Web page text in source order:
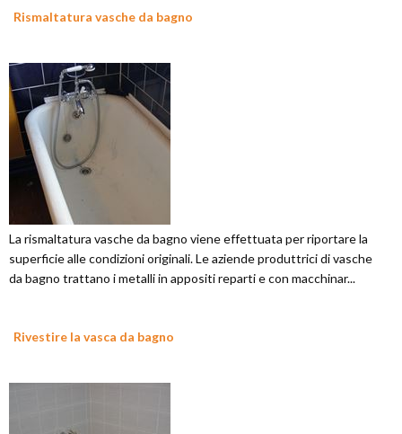
Rismaltatura vasche da bagno
La rismaltatura vasche da bagno viene effettuata per riportare la
superficie alle condizioni originali. Le aziende produttrici di vasche
da bagno trattano i metalli in appositi reparti e con macchinar...
Rivestire la vasca da bagno